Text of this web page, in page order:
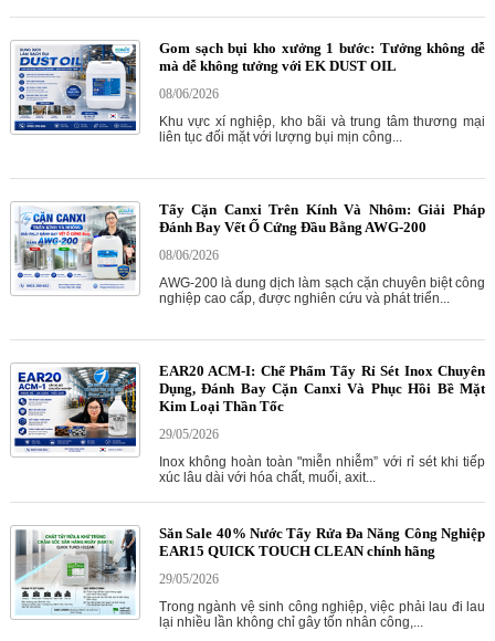
Gom sạch bụi kho xưởng 1 bước: Tưởng không dễ
mà dễ không tưởng với EK DUST OIL
08/06/2026
Khu vực xí nghiệp, kho bãi và trung tâm thương mại
liên tục đối mặt với lượng bụi mịn công...
Tẩy Cặn Canxi Trên Kính Và Nhôm: Giải Pháp
Đánh Bay Vết Ố Cứng Đầu Bằng AWG-200
08/06/2026
AWG-200 là dung dịch làm sạch cặn chuyên biệt công
nghiệp cao cấp, được nghiên cứu và phát triển...
EAR20 ACM-I: Chế Phẩm Tẩy Rỉ Sét Inox Chuyên
Dụng, Đánh Bay Cặn Canxi Và Phục Hồi Bề Mặt
Kim Loại Thần Tốc
29/05/2026
Inox không hoàn toàn "miễn nhiễm” với rỉ sét khi tiếp
xúc lâu dài với hóa chất, muối, axit...
Săn Sale 40% Nước Tẩy Rửa Đa Năng Công Nghiệp
EAR15 QUICK TOUCH CLEAN chính hãng
29/05/2026
Trong ngành vệ sinh công nghiệp, việc phải lau đi lau
lại nhiều lần không chỉ gây tốn nhân công,...